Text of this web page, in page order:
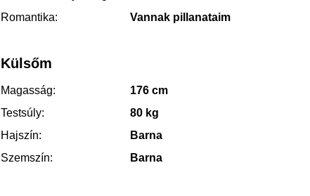
Romantika:
Vannak pillanataim
Külsőm
Magasság:
176 cm
Testsúly:
80 kg
Hajszín:
Barna
Szemszín:
Barna